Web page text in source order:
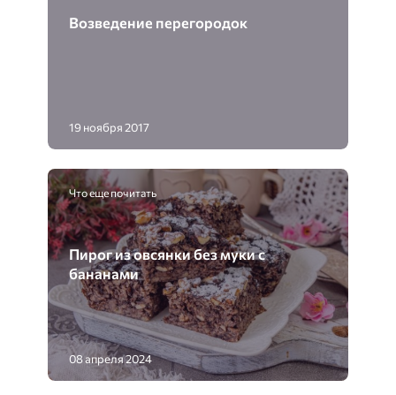
Возведение перегородок
19 ноября 2017
Что еще почитать
Пирог из овсянки без муки с
бананами
08 апреля 2024